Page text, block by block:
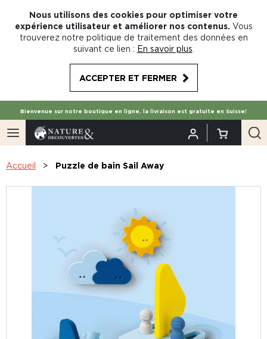
Nous utilisons des cookies pour optimiser votre
expérience utilisateur et améliorer nos contenus. Vous
trouverez notre politique de traitement des données en
suivant ce lien : En savoir plus
ACCEPTER ET FERMER
Bienvenue sur notre boutique en ligne, la livraison est gratuite en Suisse!
Accueil Puzzle de bain Sail Away